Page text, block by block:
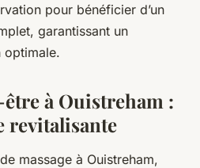
pour bénéficier d’un
garantissant un
optimale.
à Ouistreham :
revitalisante
massage à Ouistreham,